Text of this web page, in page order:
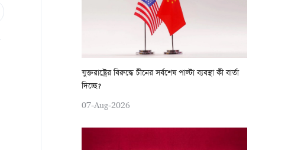
যুক্তরাষ্ট্রের বিরুদ্ধে চীনের সর্বশেষ পাল্টা ব্যবস্থা কী বার্তা
দিচ্ছে?
07-Aug-2026